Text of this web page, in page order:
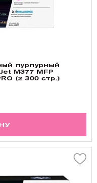
пурпурный
M377 MFP
(2 300 стр.)